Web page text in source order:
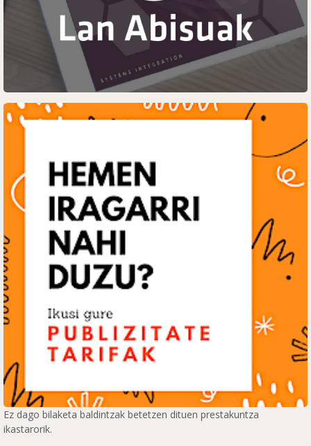
Ez dago bilaketa baldintzak betetzen dituen prestakuntza
ikastarorik.